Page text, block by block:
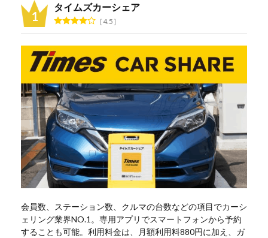
タイムズカーシェア
4.5
会員数、ステーション数、クルマの台数などの項目でカーシ
ェリング業界NO.1。専用アプリでスマートフォンから予約
することも可能。利用料金は、月額利用料880円に加え、ガ